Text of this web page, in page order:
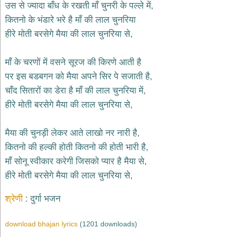
हनुमान
भजन
hanuman
bhajans
भजन
bhajans
जैन
भजन
दुर्गा
भजन
durga
bhajans
भजन
ganesh
राम
उस से ज्यादा बाँध के रखती माँ चुनरी के पल्ले में,
कितनो के भंडारे भरे है माँ की लाल चुनरिया
हीरे मोती बरसेगे मैया की लाल चुनरिया से,
माँ के चरणों में वसने सूरज की किरणे आती है
पर इस बडबगन को मैया अपने सिर पे सजाती है,
चाँद सितारों का डेरा है माँ की लाल चुनरिया में,
हीरे मोती बरसेगे मैया की लाल चुनरिया से,
मैया की चुनड़ी लेकर आते लाखो नर नारी है,
कितनो की हल्की होती कितनो की होती भारी है,
माँ सोनू स्वीकार करेगी जिसको प्यार है मैया से,
हीरे मोती बरसेगे मैया की लाल चुनरिया से,
श्रेणी दुर्गा भजन
download bhajan lyrics (1201 downloads)